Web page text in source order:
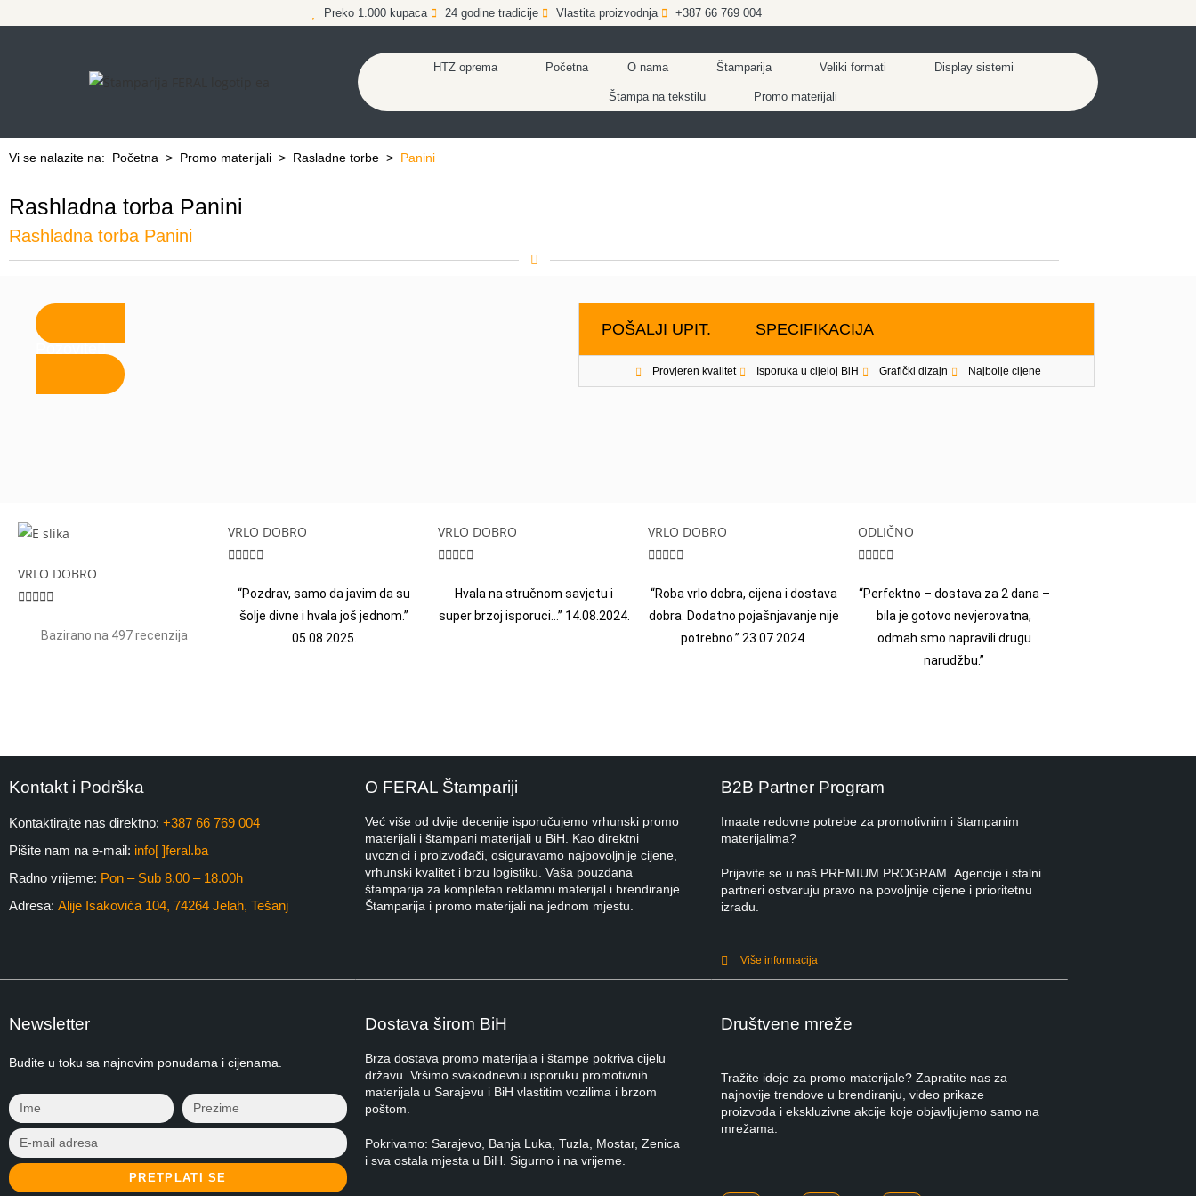
Preko 1.000 kupaca 24 godine tradicije Vlastita proizvodnja +387 66 769 004
HTZ oprema Početna O nama Štamparija Veliki formati Display sistemi
Štampa na tekstilu Promo materijali
Vi se nalazite na: Početna > Promo materijali > Rasladne torbe > Panini
Rashladna torba Panini
Rashladna torba Panini
Pozovite
POŠALJI UPIT. SPECIFIKACIJA
Provjeren kvalitet Isporuka u cijeloj BiH Grafički dizajn Najbolje cijene
VRLO DOBRO

Bazirano na 497 recenzija
VRLO DOBRO

“Pozdrav, samo da javim da su
šolje divne i hvala još jednom.”
05.08.2025.
VRLO DOBRO

Hvala na stručnom savjetu i
super brzoj isporuci…” 14.08.2024.
VRLO DOBRO

“Roba vrlo dobra, cijena i dostava
dobra. Dodatno pojašnjavanje nije
potrebno.” 23.07.2024.
ODLIČNO

“Perfektno – dostava za 2 dana –
bila je gotovo nevjerovatna,
odmah smo napravili drugu
narudžbu.”
Kontakt i Podrška
Kontaktirajte nas direktno: +387 66 769 004
Pišite nam na e-mail: info[ ]feral.ba
Radno vrijeme: Pon – Sub 8.00 – 18.00h
Adresa: Alije Isakovića 104, 74264 Jelah, Tešanj
O FERAL Štampariji
Već više od dvije decenije isporučujemo vrhunski promo
materijali i štampani materijali u BiH. Kao direktni
uvoznici i proizvođači, osiguravamo najpovoljnije cijene,
vrhunski kvalitet i brzu logistiku. Vaša pouzdana
štamparija za kompletan reklamni materijal i brendiranje.
Štamparija i promo materijali na jednom mjestu.
B2B Partner Program
Imaate redovne potrebe za promotivnim i štampanim
materijalima?
Prijavite se u naš PREMIUM PROGRAM. Agencije i stalni
partneri ostvaruju pravo na povoljnije cijene i prioritetnu
izradu.
Više informacija
Newsletter
Budite u toku sa najnovim ponudama i cijenama.
PRETPLATI SE
Dostava širom BiH
Brza dostava promo materijala i štampe pokriva cijelu
državu. Vršimo svakodnevnu isporuku promotivnih
materijala u Sarajevu i BiH vlastitim vozilima i brzom
poštom.
Pokrivamo: Sarajevo, Banja Luka, Tuzla, Mostar, Zenica
i sva ostala mjesta u BiH. Sigurno i na vrijeme.
Društvene mreže
Tražite ideje za promo materijale? Zapratite nas za
najnovije trendove u brendiranju, video prikaze
proizvoda i ekskluzivne akcije koje objavljujemo samo na
mrežama.